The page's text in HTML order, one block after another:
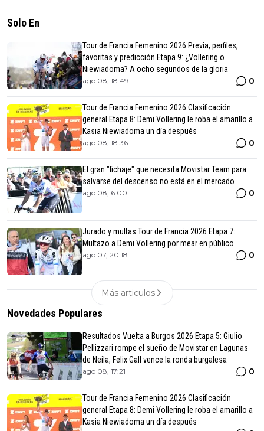
Solo En
Tour de Francia Femenino 2026 Previa, perfiles,
favoritas y predicción Etapa 9: ¿Vollering o
Niewiadoma? A ocho segundos de la gloria
ago 08, 18:49 0
Tour de Francia Femenino 2026 Clasificación
general Etapa 8: Demi Vollering le roba el amarillo a
Kasia Niewiadoma un día después
ago 08, 18:36 0
El gran "fichaje" que necesita Movistar Team para
salvarse del descenso no está en el mercado
ago 08, 6:00 0
Jurado y multas Tour de Francia 2026 Etapa 7:
Multazo a Demi Vollering por mear en público
ago 07, 20:18 0
Más articulos
Novedades Populares
Resultados Vuelta a Burgos 2026 Etapa 5: Giulio
Pellizzari rompe el sueño de Movistar en Lagunas
de Neila, Felix Gall vence la ronda burgalesa
ago 08, 17:21 0
Tour de Francia Femenino 2026 Clasificación
general Etapa 8: Demi Vollering le roba el amarillo a
Kasia Niewiadoma un día después